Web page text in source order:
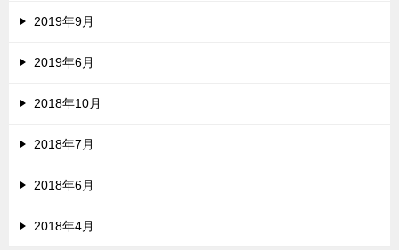
2019年9月
2019年6月
2018年10月
2018年7月
2018年6月
2018年4月